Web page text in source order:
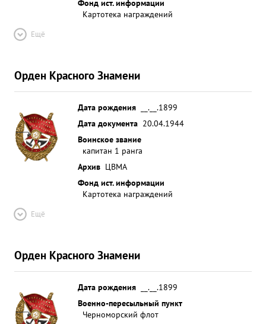
Фонд ист. информации
Картотека награждений
Ещё
Орден Красного Знамени
Дата рождения
__.__.1899
Дата документа 20.04.1944
Воинское звание
капитан 1 ранга
Архив ЦВМА
Фонд ист. информации
Картотека награждений
Ещё
Орден Красного Знамени
Дата рождения
__.__.1899
Военно-пересыльный пункт
Черноморский флот